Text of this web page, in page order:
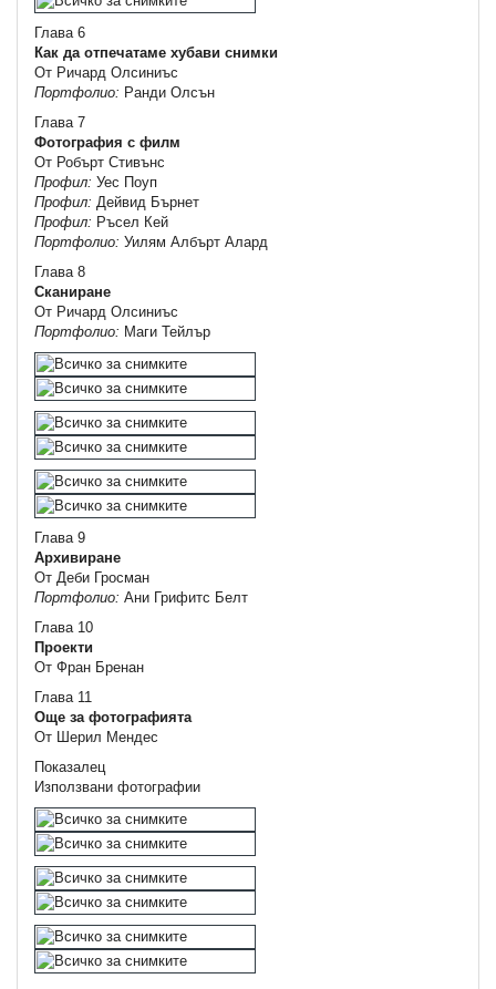
Глава 6
Как да отпечатаме хубави снимки
От Ричард Олсиниъс
Портфолио: Ранди Олсън
Глава 7
Фотография с филм
От Робърт Стивънс
Профил: Уес Поуп
Профил: Дейвид Бърнет
Профил: Ръсел Кей
Портфолио: Уилям Албърт Алард
Глава 8
Сканиране
От Ричард Олсиниъс
Портфолио: Маги Тейлър
Глава 9
Архивиране
От Деби Гросман
Портфолио: Ани Грифитс Белт
Глава 10
Проекти
От Фран Бренан
Глава 11
Още за фотографията
От Шерил Мендес
Показалец
Използвани фотографии